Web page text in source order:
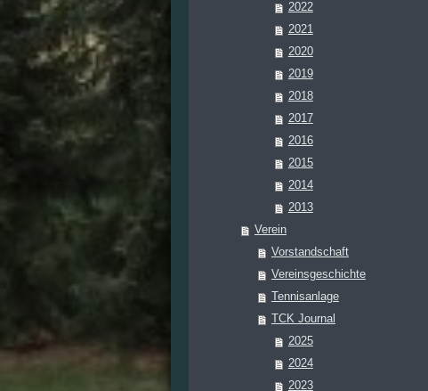
2022
2021
2020
2019
2018
2017
2016
2015
2014
2013
Verein
Vorstandschaft
Vereinsgeschichte
Tennisanlage
TCK Journal
2025
2024
2023